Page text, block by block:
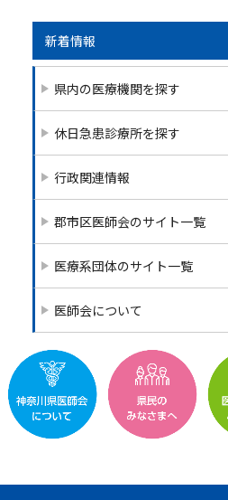
e
b
o
o
k
er
新着情報
県内の医療機関を探す
休日急患診療所を探す
行政関連情報
郡市区医師会のサイト一覧
医療系団体のサイト一覧
医師会について